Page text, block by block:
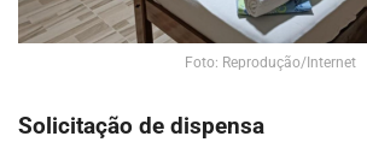
Foto: Reprodução/Internet
Solicitação de dispensa